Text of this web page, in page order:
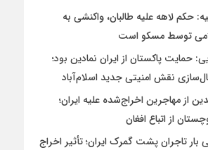
حکم لاهه علیه طالبان، واکنشی به
توسط مسکو است
حمایت پاکستان از ایران نمادین بود؛
نقش امنیتی جدید اسلام‌آباد
از مهاجرین اخراج‌شده علیه ایران؛
از اتباع افغان
تاجران پشت گمرک ایران؛ تأثیر اخراج